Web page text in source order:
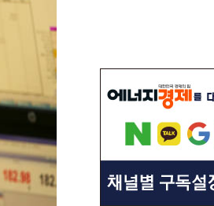
“3조 던진 외국인
스, 하루 새 ‘와르